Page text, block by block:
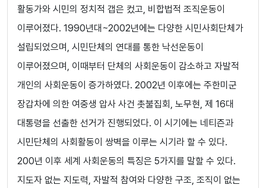
활동가와 시민의 정치적 갭은 컸고, 비합법적 조직운동이
이루어졌다. 1990년대~2002년에는 다양한 시민사회단체가
설립되었으며, 시민단체의 연대를 통한 낙선운동이
이루어졌으며, 이때부터 단체의 사회운동이 감소하고 자발적
개인의 사회운동이 증가하였다. 2002년 이후에는 주한미군
장갑차에 의한 여중생 압사 사건 촛불집회, 노무현, 제 16대
대통령을 선출한 선거가 진행되었다. 이 시기에는 네티즌과
시민단체의 사회활동이 쌍벽을 이루는 시기라 할 수 있다.
200년 이후 세계 사회운동의 특징은 5가지를 말할 수 있다.
지도자 없는 지도력, 자발적 참여와 다양한 구조, 조직이 없는